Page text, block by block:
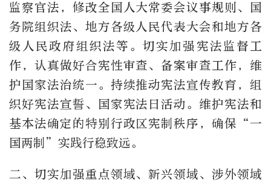
监察官法，修改全国人大常委会议事规则、国
务院组织法、地方各级人民代表大会和地方各
级人民政府组织法等。切实加强宪法监督工
作，认真做好合宪性审查、备案审查工作，维
护国家法治统一。持续推动宪法宣传教育，组
织好宪法宣誓、国家宪法日活动。维护宪法和
基本法确定的特别行政区宪制秩序，确保“一
国两制”实践行稳致远。
二、切实加强重点领域、新兴领域、涉外领域